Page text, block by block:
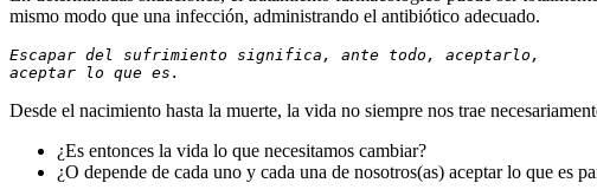
mismo modo que una infección, administrando el antibiótico adecuado.
Escapar del sufrimiento significa, ante todo, aceptarlo,
aceptar lo que es.
Desde el nacimiento hasta la muerte, la vida no siempre nos trae
¿Es entonces la vida lo que necesitamos cambiar?
¿O depende de cada uno y cada una de nosotros(as) aceptar lo que es